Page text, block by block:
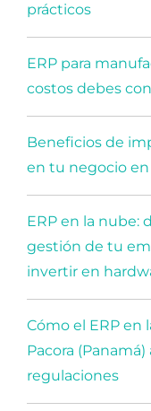
prácticos
ERP para
costos debes
Beneficios de
en tu negocio
ERP en la nube:
gestión de tu
invertir en
Cómo el ERP en
Pacora
regulaciones